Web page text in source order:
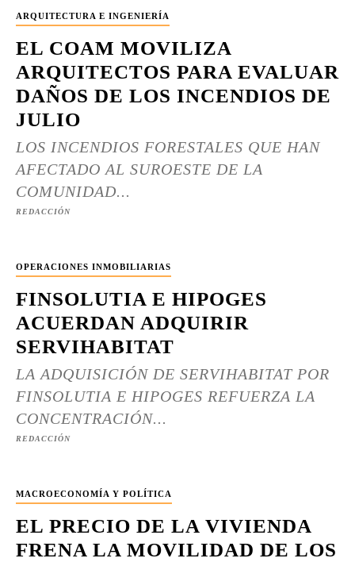
ARQUITECTURA E INGENIERÍA
EL COAM MOVILIZA
ARQUITECTOS PARA EVALUAR
DAÑOS DE LOS INCENDIOS DE
JULIO
LOS INCENDIOS FORESTALES QUE HAN
AFECTADO AL SUROESTE DE LA
COMUNIDAD...
REDACCIÓN
OPERACIONES INMOBILIARIAS
FINSOLUTIA E HIPOGES
ACUERDAN ADQUIRIR
SERVIHABITAT
LA ADQUISICIÓN DE SERVIHABITAT POR
FINSOLUTIA E HIPOGES REFUERZA LA
CONCENTRACIÓN...
REDACCIÓN
MACROECONOMÍA Y POLÍTICA
EL PRECIO DE LA VIVIENDA
FRENA LA MOVILIDAD DE LOS